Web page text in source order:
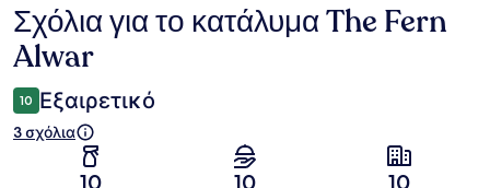
Σχόλια
Σχόλια για το κατάλυμα The Fern
Alwar
10 Εξαιρετικό
3 σχόλια